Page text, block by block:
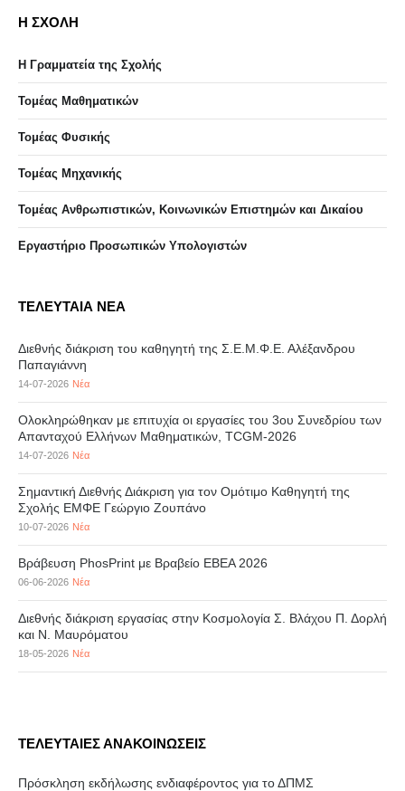
Η ΣΧΟΛΗ
Η Γραμματεία της Σχολής
Τομέας Μαθηματικών
Τομέας Φυσικής
Τομέας Μηχανικής
Τομέας Ανθρωπιστικών, Κοινωνικών Επιστημών και Δικαίου
Eργαστήριo Προσωπικών Υπολογιστών
ΤΕΛΕΥΤΑΙΑ ΝΕΑ
Διεθνής διάκριση του καθηγητή της Σ.Ε.Μ.Φ.Ε. Αλέξανδρου
Παπαγιάννη
14-07-2026 Νέα
Ολοκληρώθηκαν με επιτυχία οι εργασίες του 3ου Συνεδρίου των
Απανταχού Ελλήνων Μαθηματικών, TCGM-2026
14-07-2026 Νέα
Σημαντική Διεθνής Διάκριση για τον Ομότιμο Καθηγητή της
Σχολής ΕΜΦΕ Γεώργιο Ζουπάνο
10-07-2026 Νέα
Βράβευση PhosPrint με Βραβείο ΕΒΕΑ 2026
06-06-2026 Νέα
Διεθνής διάκριση εργασίας στην Κοσμολογία Σ. Βλάχου Π. Δορλή
και Ν. Μαυρόματου
18-05-2026 Νέα
ΤΕΛΕΥΤΑΙΕΣ ΑΝΑΚΟΙΝΩΣΕΙΣ
Πρόσκληση εκδήλωσης ενδιαφέροντος για το ΔΠΜΣ